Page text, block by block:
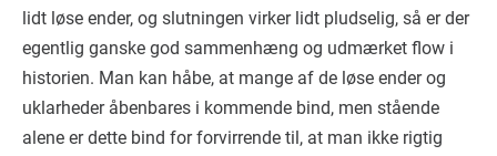
lidt løse ender, og slutningen virker lidt pludselig, så er der
egentlig ganske god sammenhæng og udmærket flow i
historien. Man kan håbe, at mange af de løse ender og
uklarheder åbenbares i kommende bind, men stående
alene er dette bind for forvirrende til, at man ikke rigtig